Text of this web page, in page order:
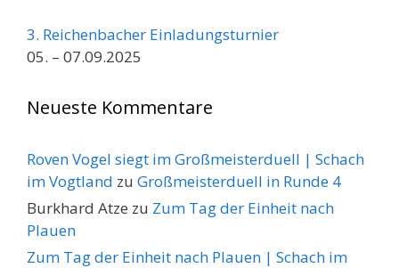
3. Reichenbacher Einladungsturnier
05. – 07.09.2025
Neueste Kommentare
Roven Vogel siegt im Großmeisterduell | Schach
im Vogtland zu Großmeisterduell in Runde 4
Burkhard Atze zu Zum Tag der Einheit nach
Plauen
Zum Tag der Einheit nach Plauen | Schach im